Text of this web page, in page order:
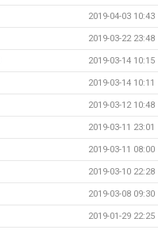
2019-04-03 10:43
2019-03-22 23:48
2019-03-14 10:15
2019-03-14 10:11
2019-03-12 10:48
2019-03-11 23:01
2019-03-11 08:00
2019-03-10 22:28
2019-03-08 09:30
2019-01-29 22:25